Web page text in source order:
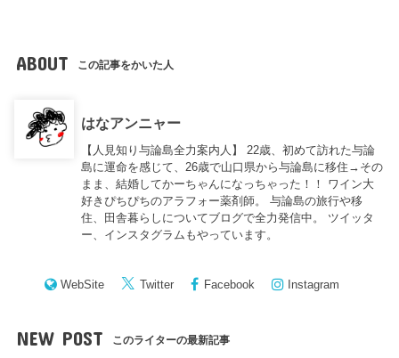
ABOUT この記事をかいた人
はなアンニャー
【人見知り与論島全力案内人】 22歳、初めて訪れた与論
島に運命を感じて、26歳で山口県から与論島に移住→その
まま、結婚してかーちゃんになっちゃった！！ ワイン大
好きぴちぴちのアラフォー薬剤師。 与論島の旅行や移
住、田舎暮らしについてブログで全力発信中。 ツイッタ
ー、インスタグラムもやっています。
WebSite Twitter Facebook Instagram
NEW POST このライターの最新記事